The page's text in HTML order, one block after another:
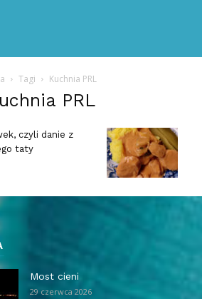
Tagi Kuchnia PRL
PRL
czyli danie z
taty
Most cieni
29 czerwca 2026